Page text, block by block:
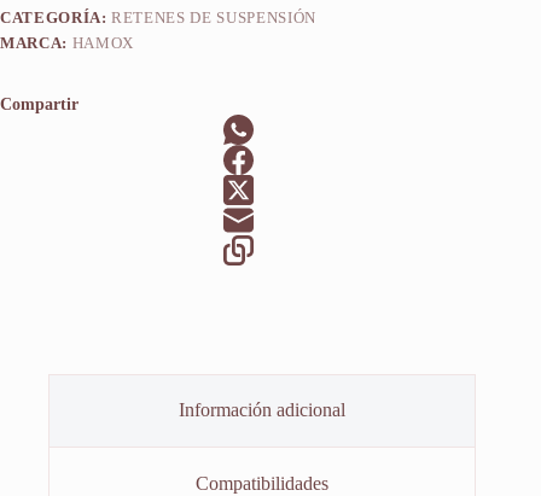
CATEGORÍA:RETENES DE SUSPENSIÓN
MARCA: HAMOX
Compartir
Información adicional
Compatibilidades